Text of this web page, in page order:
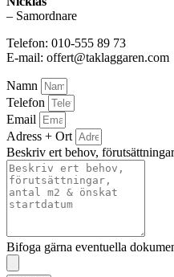
– Samordnare
Telefon: 010-555 89 73
E-mail: offert@taklaggaren.com
Namn
Telefon
Email
Adress + Ort
Beskriv ert behov,
Bifoga gärna eventuella